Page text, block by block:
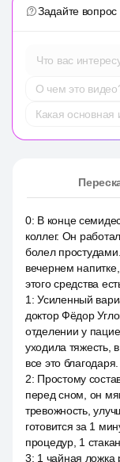
Задайте
Что вас
О чем это
Какая основная
0: В конце
коллег. Он
болел
вечернем
этого средства
1 :Усиленный
доктор Фёдор
отделении у
уходила тяжесть,
все это благодаря.
2: Простому
перед сном, он
тревожность,
готовится за 1
процедур, 1
3: 1 чайная ложка